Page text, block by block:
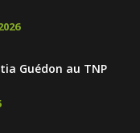
Guédon au TNP